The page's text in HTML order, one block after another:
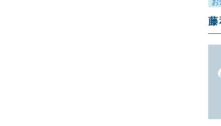
お
藤